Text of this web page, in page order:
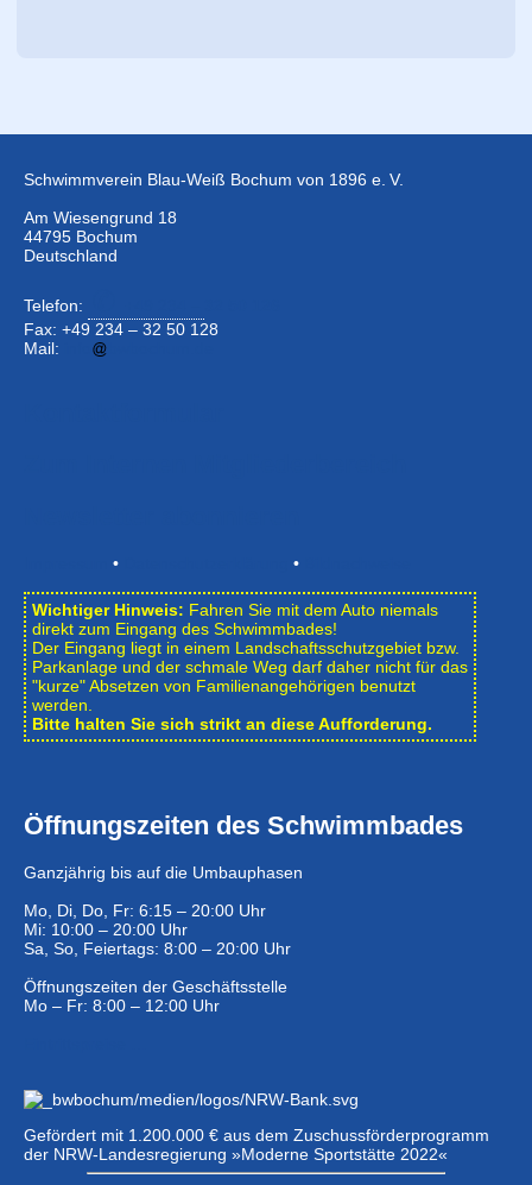
Schwimmverein Blau-Weiß Bochum von 1896 e. V.
Am Wiesengrund 18
44795 Bochum
Deutschland
Telefon:
Fax: +49 234 – 32 50 128
Mail:
• •
Wichtiger Hinweis: Fahren Sie mit dem Auto niemals
direkt zum Eingang des Schwimmbades!
Der Eingang liegt in einem Landschafts­schutzgebiet bzw.
Park­anlage und der schmale Weg darf daher nicht für das
"kurze" Absetzen von Familienangehörigen benutzt
werden.
Bitte halten Sie sich strikt an diese Aufforderung.
Öffnungszeiten des Schwimmbades
Ganzjährig bis auf die Umbauphasen
Mo, Di, Do, Fr: 6:15 – 20:00 Uhr
Mi: 10:00 – 20:00 Uhr
Sa, So, Feiertags: 8:00 – 20:00 Uhr
Öffnungszeiten der Geschäftsstelle
Mo – Fr: 8:00 – 12:00 Uhr
Gefördert mit 1.200.000 € aus dem Zuschussförderprogramm
der NRW-Landesregierung »Moderne Sportstätte 2022«